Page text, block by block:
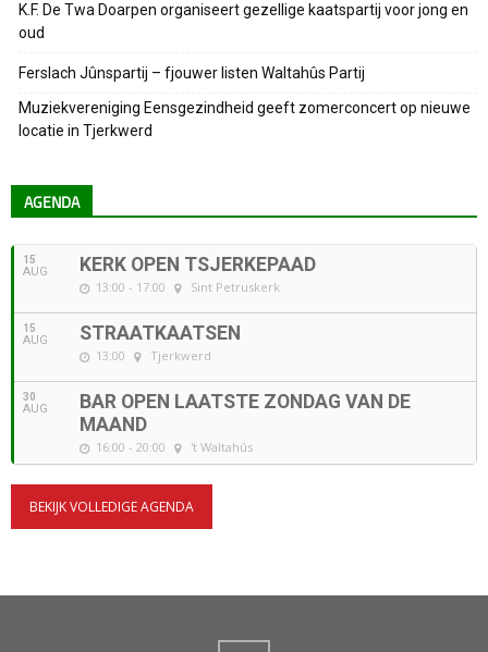
K.F. De Twa Doarpen organiseert gezellige kaatspartij voor jong en
oud
Ferslach Jûnspartij – fjouwer listen Waltahûs Partij
Muziekvereniging Eensgezindheid geeft zomerconcert op nieuwe
locatie in Tjerkwerd
AGENDA
15
AUG KERK OPEN TSJERKEPAAD
13:00 - 17:00 Sint Petruskerk
15
AUG STRAATKAATSEN
13:00 Tjerkwerd
30
AUG
BAR OPEN LAATSTE ZONDAG VAN DE
MAAND
16:00 - 20:00 't Waltahûs
BEKIJK VOLLEDIGE AGENDA